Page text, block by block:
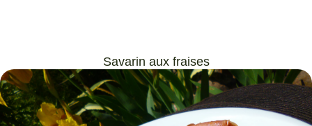
Savarin aux fraises